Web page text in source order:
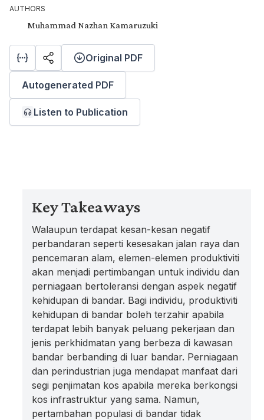
AUTHORS
Muhammad Nazhan Kamaruzuki
Original PDF
Autogenerated PDF
Listen to Publication
Key Takeaways
Walaupun terdapat kesan-kesan negatif
perbandaran seperti kesesakan jalan raya dan
pencemaran alam, elemen-elemen produktiviti
akan menjadi pertimbangan untuk individu dan
perniagaan bertoleransi dengan aspek negatif
kehidupan di bandar. Bagi individu, produktiviti
kehidupan di bandar boleh terzahir apabila
terdapat lebih banyak peluang pekerjaan dan
jenis perkhidmatan yang berbeza di kawasan
bandar berbanding di luar bandar. Perniagaan
dan perindustrian juga mendapat manfaat dari
segi penjimatan kos apabila mereka berkongsi
kos infrastruktur yang sama. Namun,
pertambahan populasi di bandar tidak